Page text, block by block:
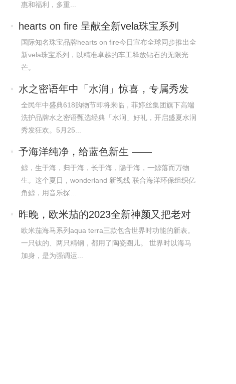
惠和福利，多重...
hearts on fire 呈献全新vela珠宝系列
国际知名珠宝品牌hearts on fire今日宣布全球同步推出全
新vela珠宝系列，以精准卓越的车工释放钻石的无限光
芒。
水之密语年中「水润」惊喜，专属秀发
的水润
全民年中盛典618购物节即将来临，菲婷丝集团旗下高端
洗护品牌水之密语甄选经典「水润」好礼，开启盛夏水润
秀发狂欢。5月25...
予海洋纯净，给蓝色新生 ——
wonderland
鲸，生于海，归于海，长于海，隐于海，一鲸落而万物
生。这个夏日，wonderland 新视线 联合海洋环保组织亿
角鲸，用音乐探...
昨晚，欧米茄的2023全新神颜又把老对
手摩擦
欧米茄海马系列aqua terra三款包含世界时功能的新表。
一只钛的、两只精钢，都用了陶瓷圈儿。 世界时以海马
加身，是为强调运...